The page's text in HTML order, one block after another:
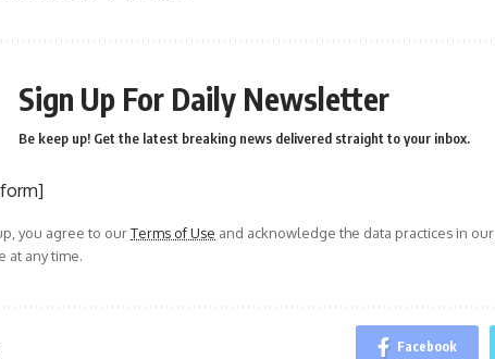
Sign Up For Daily Newsletter
Be keep up! Get the latest breaking news delivered straight to your inbox.
you agree to ourTerms of Use and acknowledge the data practices in our
at any time.
Facebook